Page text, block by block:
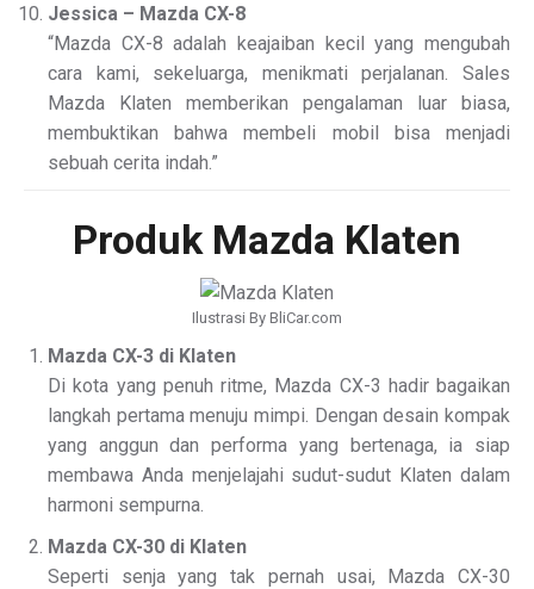
Jessica – Mazda CX-8
“Mazda CX-8 adalah keajaiban kecil yang mengubah
cara kami, sekeluarga, menikmati perjalanan. Sales
Mazda Klaten memberikan pengalaman luar biasa,
membuktikan bahwa membeli mobil bisa menjadi
sebuah cerita indah.”
Produk Mazda Klaten
Ilustrasi By BliCar.com
Mazda CX-3 di Klaten
Di kota yang penuh ritme, Mazda CX-3 hadir bagaikan
langkah pertama menuju mimpi. Dengan desain kompak
yang anggun dan performa yang bertenaga, ia siap
membawa Anda menjelajahi sudut-sudut Klaten dalam
harmoni sempurna.
Mazda CX-30 di Klaten
Seperti senja yang tak pernah usai, Mazda CX-30